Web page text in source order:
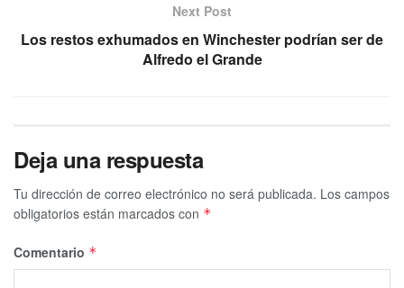
Next Post
Los restos exhumados en Winchester podrían ser de
Alfredo el Grande
Deja una respuesta
Tu dirección de correo electrónico no será publicada. Los campos
obligatorios están marcados con *
Comentario *